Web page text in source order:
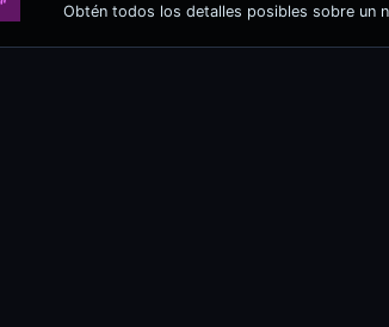
Obtén todos los detalles posibles sobre un